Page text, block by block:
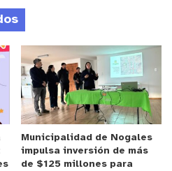
de Quillota se une a las
sanitarias administradas por
Se trata de los recintos
19 positivo pueden
si no cuentan con las
domicilios, ya sea por
quienes forman parte de
el comunicado emanado
Municipalidad de Nogales
impulsa inversión de más
de $125 millones para